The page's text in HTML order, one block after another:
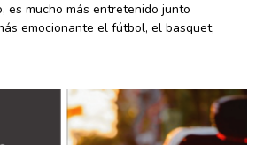
es mucho más entretenido junto
emocionante el fútbol, el basquet,